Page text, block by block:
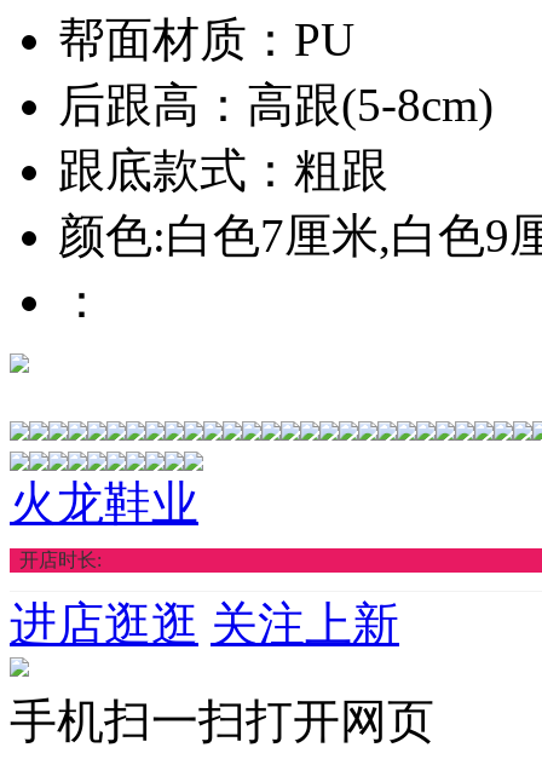
帮面材质：PU
后跟高：高跟(5-8cm)
跟底款式：粗跟
颜色:白色7厘米,白色9
：
火龙鞋业
开店时长:
进店逛逛 关注上新
手机扫一扫打开网页